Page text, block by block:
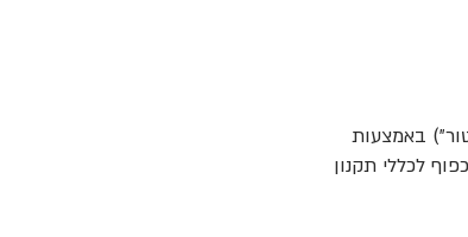
040631905 (להלן: "העוסק פטור") באמצעות
לכללי תקנון